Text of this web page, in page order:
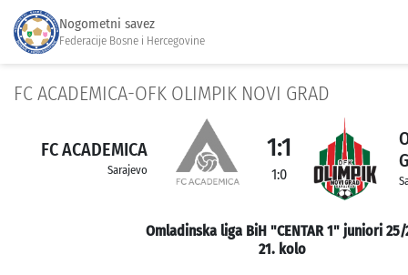
Nogometni savez
Federacije Bosne i Hercegovine
FC ACADEMICA-OFK OLIMPIK NOVI GRAD
FC ACADEMICA
Sarajevo
1:1
1:0
Omladinska liga BiH "CENTAR 1" juniori 25/
21. kolo